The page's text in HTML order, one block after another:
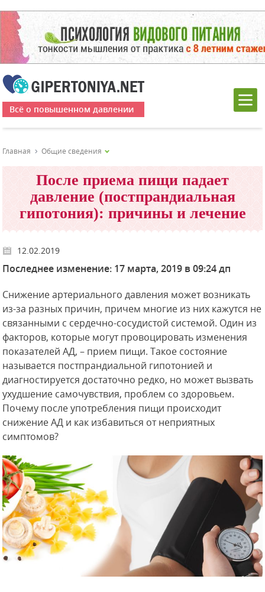
Всё о повышенном давлении
Главная Общие сведения
После приема пищи падает
давление (постпрандиальная
гипотония): причины и лечение
12.02.2019
Последнее изменение: 17 марта, 2019 в 09:24 дп
Снижение артериального давления может возникать
из-за разных причин, причем многие из них кажутся не
связанными с сердечно-сосудистой системой. Один из
факторов, которые могут провоцировать изменения
показателей АД, – прием пищи. Такое состояние
называется постпрандиальной гипотонией и
диагностируется достаточно редко, но может вызвать
ухудшение самочувствия, проблем со здоровьем.
Почему после употребления пищи происходит
снижение АД и как избавиться от неприятных
симптомов?